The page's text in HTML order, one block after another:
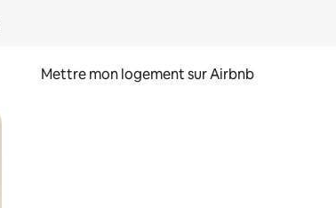
Mettre mon logement sur Airbnb